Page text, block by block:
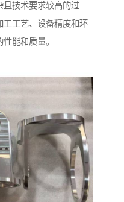
且技术要求较高的过
工工艺、设备精度和环
能和质量。